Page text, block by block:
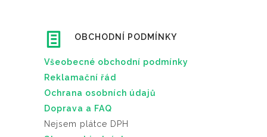
OBCHODNÍ PODMÍNKY
Všeobecné obchodní podmínky
Reklamační řád
Ochrana osobních údajů
Doprava a FAQ
Nejsem plátce DPH